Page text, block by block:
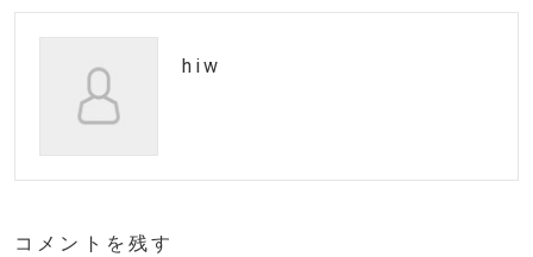
hiw
コメントを残す